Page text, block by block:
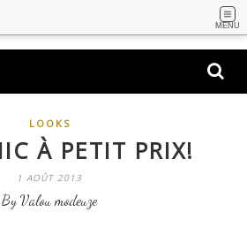
MENU
LOOKS
À PETIT PRIX!
1 AOÛT 2013
By Valou modeuze